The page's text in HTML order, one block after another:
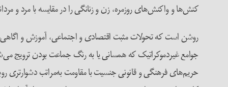
کنش‌ها و واکنش‌های روزمره، زن و زنانگی را در مقایسه با مرد و
روشن است که تحولات مثبت اقتصادی و اجتماعی، آموزش و
جوامع غیردموکراتیک که همسانی یا به رنگ جماعت بودن ترویج
حریم‌های فرهنگی و قانونی جنسیت با مقاومت به‌مراتب